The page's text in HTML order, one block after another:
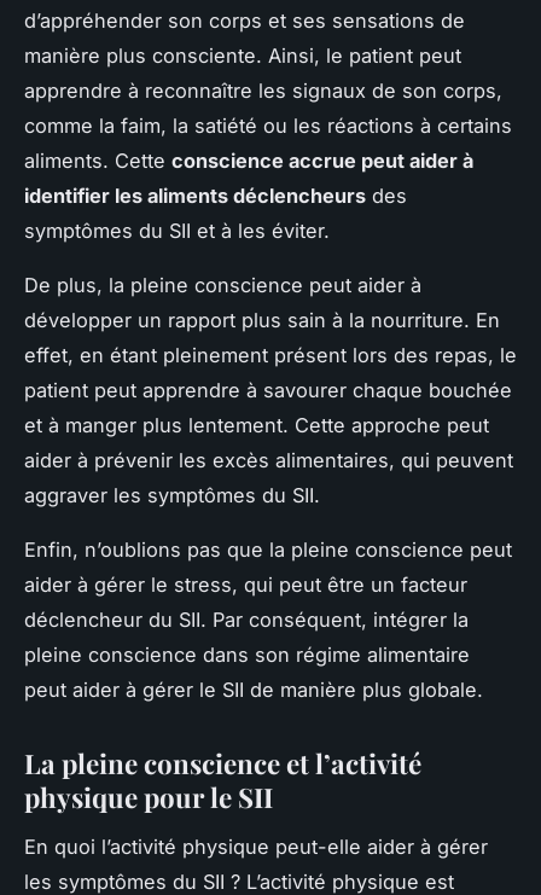
d’appréhender son corps et ses sensations de
manière plus consciente. Ainsi, le patient peut
apprendre à reconnaître les signaux de son corps,
comme la faim, la satiété ou les réactions à certains
aliments. Cette conscience accrue peut aider à
identifier les aliments déclencheurs des
symptômes du SII et à les éviter.
De plus, la pleine conscience peut aider à
développer un rapport plus sain à la nourriture. En
effet, en étant pleinement présent lors des repas, le
patient peut apprendre à savourer chaque bouchée
et à manger plus lentement. Cette approche peut
aider à prévenir les excès alimentaires, qui peuvent
aggraver les symptômes du SII.
Enfin, n’oublions pas que la pleine conscience peut
aider à gérer le stress, qui peut être un facteur
déclencheur du SII. Par conséquent, intégrer la
pleine conscience dans son régime alimentaire
peut aider à gérer le SII de manière plus globale.
La pleine conscience et l’activité
physique pour le SII
En quoi l’activité physique peut-elle aider à gérer
les symptômes du SII ? L’activité physique est